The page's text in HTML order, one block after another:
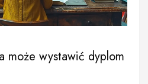
może wystawić dyplom